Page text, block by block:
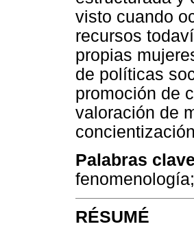
visto cuando
recursos
propias
de políticas
promoción de
valoración de
Palabras clave
RÉSUMÉ